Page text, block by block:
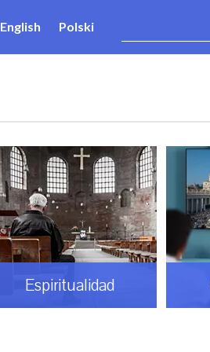
English Polski
Espiritualidad